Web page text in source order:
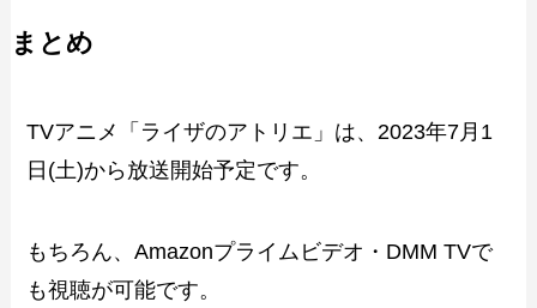
まとめ
TVアニメ「ライザのアトリエ」は、2023年7月1
日(土)から放送開始予定です。
もちろん、Amazonプライムビデオ・DMM TVで
も視聴が可能です。